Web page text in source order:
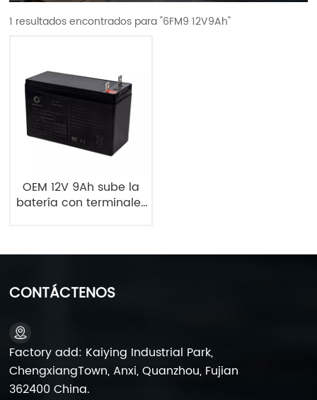
1 resultados encontrados para "6FM9 12V9Ah"
OEM 12V 9Ah sube la
batería con terminales
CONTÁCTENOS
Factory add: Kaiying Industrial Park,
ChengxiangTown, Anxi, Quanzhou, Fujian
362400 China.